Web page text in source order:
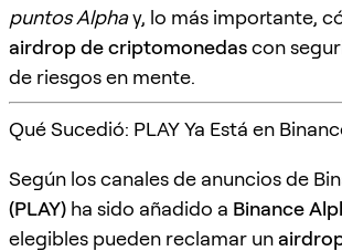
puntos Alphay, lo más importante,
airdrop de criptomonedascon
de riesgos en mente.
Qué Sucedió: PLAY Ya Está en
Según los canales de anuncios de
(PLAY) ha sido añadido a Binance
elegibles pueden reclamar un